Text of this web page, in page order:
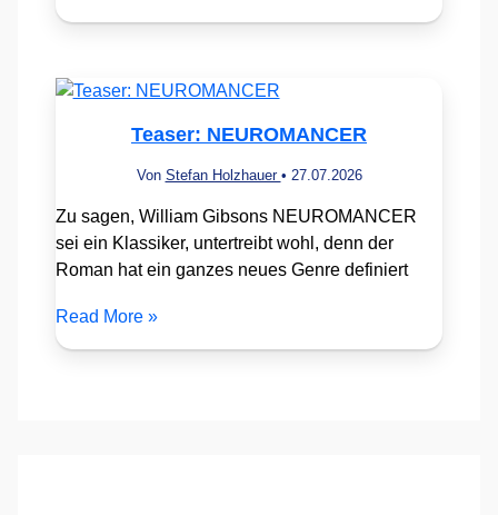
Teaser: NEUROMANCER
Von Stefan Holzhauer • 27.07.2026
Zu sagen, William Gibsons NEUROMANCER
sei ein Klassiker, untertreibt wohl, denn der
Roman hat ein ganzes neues Genre definiert
Read More »